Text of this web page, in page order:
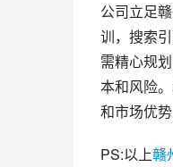
公司立足
训，搜索
需精心规
本和风险
和市场优
PS:以上赣